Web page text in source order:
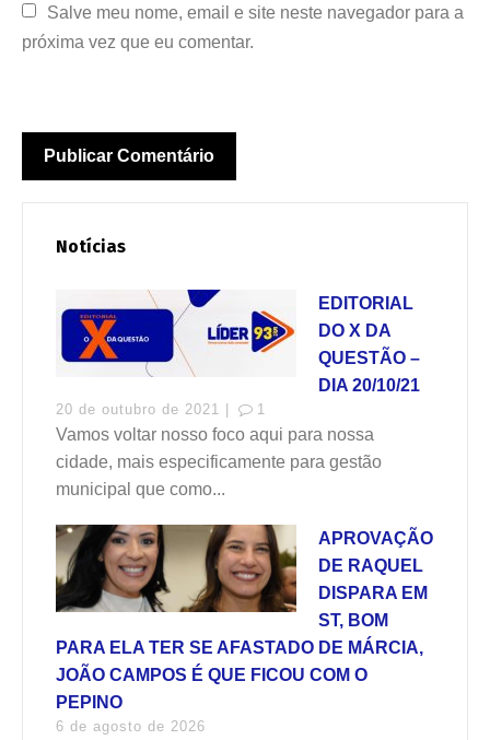
Salve meu nome, email e site neste navegador para a
próxima vez que eu comentar.
Notícias
EDITORIAL
DO X DA
QUESTÃO –
DIA 20/10/21
20 de outubro de 2021 | 1
Vamos voltar nosso foco aqui para nossa
cidade, mais especificamente para gestão
municipal que como...
APROVAÇÃO
DE RAQUEL
DISPARA EM
ST, BOM
PARA ELA TER SE AFASTADO DE MÁRCIA,
JOÃO CAMPOS É QUE FICOU COM O
PEPINO
6 de agosto de 2026